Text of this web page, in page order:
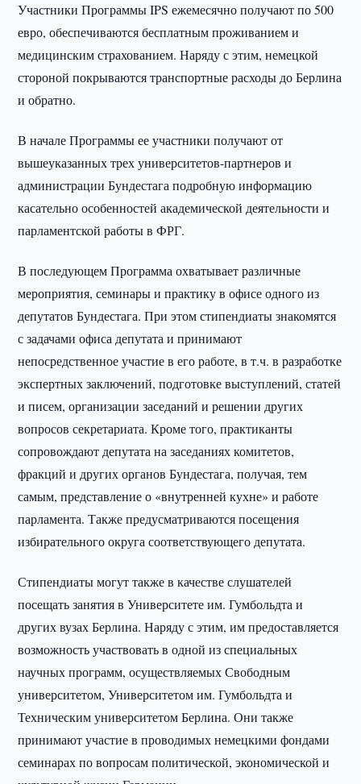
Участники Программы IPS ежемесячно получают по 500
евро, обеспечиваются бесплатным проживанием и
медицинским страхованием. Наряду с этим, немецкой
стороной покрываются транспортные расходы до Берлина
и обратно.
В начале Программы ее участники получают от
вышеуказанных трех университетов-партнеров и
администрации Бундестага подробную информацию
касательно особенностей академической деятельности и
парламентской работы в ФРГ.
В последующем Программа охватывает различные
мероприятия, семинары и практику в офисе одного из
депутатов Бундестага. При этом стипендиаты знакомятся
с задачами офиса депутата и принимают
непосредственное участие в его работе, в т.ч. в разработке
экспертных заключений, подготовке выступлений, статей
и писем, организации заседаний и решении других
вопросов секретариата. Кроме того, практиканты
сопровождают депутата на заседаниях комитетов,
фракций и других органов Бундестага, получая, тем
самым, представление о «внутренней кухне» и работе
парламента. Также предусматриваются посещения
избирательного округа соответствующего депутата.
Стипендиаты могут также в качестве слушателей
посещать занятия в Университете им. Гумбольдта и
других вузах Берлина. Наряду с этим, им предоставляется
возможность участвовать в одной из специальных
научных программ, осуществляемых Свободным
университетом, Университетом им. Гумбольдта и
Техническим университетом Берлина. Они также
принимают участие в проводимых немецкими фондами
семинарах по вопросам политической, экономической и